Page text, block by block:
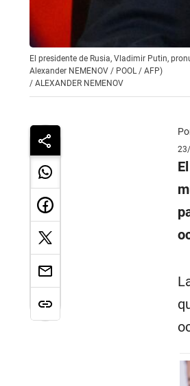
El presidente de Rusia, Vladimir Putin,
Alexander NEMENOV / POOL / AFP)
/ ALEXANDER NEMENOV